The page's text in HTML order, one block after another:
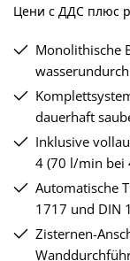
Цени с ДДС плюс
Monolithische
dauerhaft
Inklusive
4 (70 l/min bei
Automatische
1717 und DIN
Zisternen-